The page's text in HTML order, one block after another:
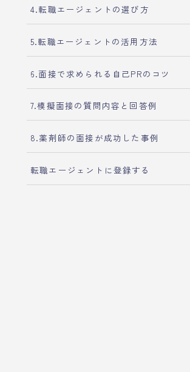
4.転職エージェントの選び方
5.転職エージェントの活用方法
6.面接で求められる自己PRのコツ
7.模擬面接の質問内容と回答例
8.薬剤師の面接が成功した事例
転職エージェントに登録する